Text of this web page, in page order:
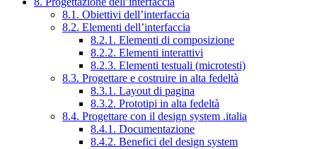
8.1. Obiettivi dell’interfaccia
8.2. Elementi dell’interfaccia
8.2.1. Elementi di composizione
8.2.2. Elementi interattivi
8.2.3. Elementi testuali (microtesti)
8.3. Progettare e costruire in alta fedeltà
8.3.1. Layout di pagina
8.3.2. Prototipi in alta fedeltà
8.4. Progettare con il design system .italia
8.4.1. Documentazione
8.4.2. Benefici del design system